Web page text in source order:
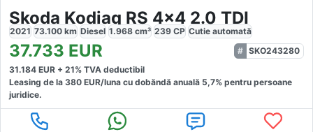
Skoda Kodiaq RS 4x4 2.0 TDI
2021 73.100 km Diesel 1.968 cm³ 239 CP Cutie automată
37.733 EUR
SKO243280
31.184 EUR + 21% TVA deductibil
Leasing de la 380 EUR/luna cu dobăndă anuală 5,7% pentru persoane
juridice.